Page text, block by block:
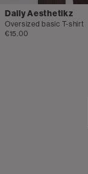
Daily Aesthetikz
Oversized basic T-shirt
€15.00